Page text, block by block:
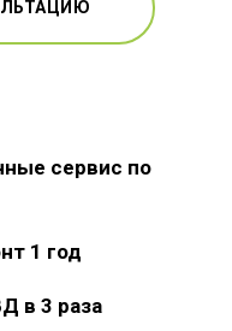
сервис по
1 год
в 3 раза